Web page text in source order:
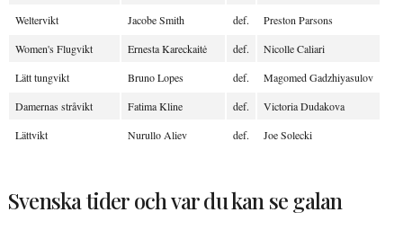
Weltervikt
Jacobe Smith def.
Preston Parsons
Women's Flugvikt
Ernesta Kareckaitė def.
Nicolle Caliari
Lätt tungvikt
Bruno Lopes def.
Magomed Gadzhiyasulov
Damernas stråvikt
Fatima Kline def.
Victoria Dudakova
Lättvikt
Nurullo Aliev def. Joe Solecki
Svenska tider och var du kan se galan